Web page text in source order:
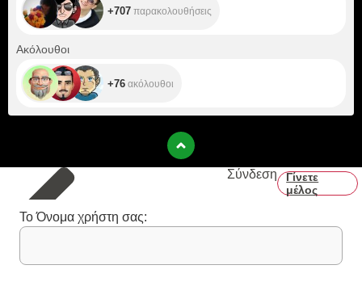
+707 παρακολουθήσεις
Ακόλουθοι
+76 ακόλουθοι
Σύνδεση
Γίνετε
μέλος
Το Όνομα χρήστη σας: